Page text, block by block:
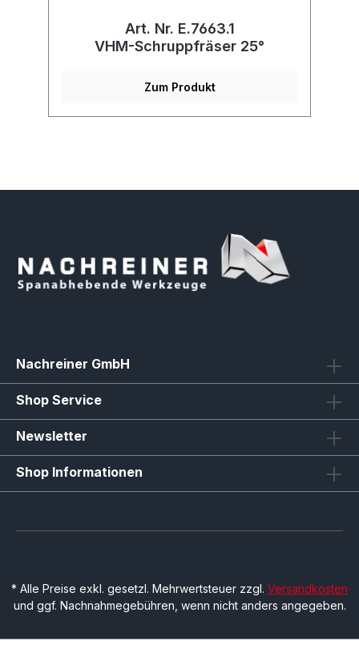
Art. Nr. E.7663.1
VHM-Schruppfräser 25°
Zum Produkt
Nachreiner GmbH
Shop Service
Newsletter
Shop Informationen
* Alle Preise exkl. gesetzl. Mehrwertsteuer zzgl. Versandkosten
und ggf. Nachnahmegebühren, wenn nicht anders angegeben.